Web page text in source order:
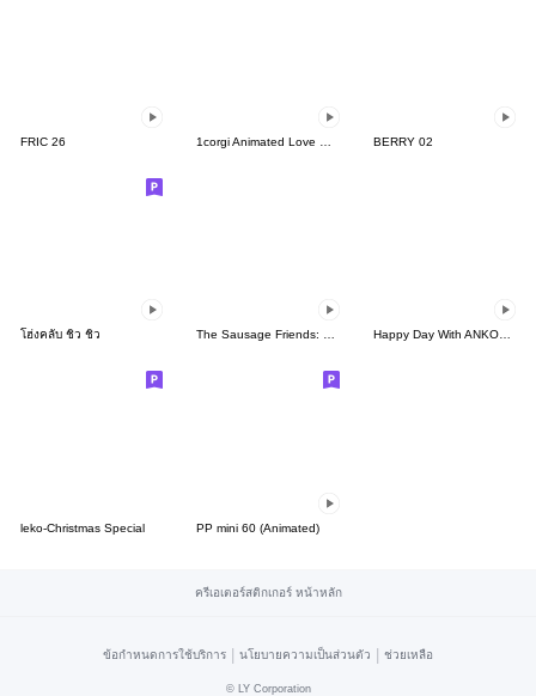
FRIC 26 BERRY 02
โฮ่งคลับ ชิว ชิว The Sausage Friends: Daily Life Happy Day With ANKOKOANKO
leko-Christmas Special PP mini 60 (Animated)
ครีเอเตอร์สติกเกอร์ หน้าหลัก
ข้อกำหนดการใช้บริการ | นโยบายความเป็นส่วนตัว | ช่วยเหลือ
© LY Corporation